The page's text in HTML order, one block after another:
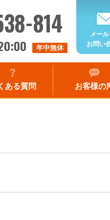
814
年中無休
メー
お問い
ある質問 お客様の